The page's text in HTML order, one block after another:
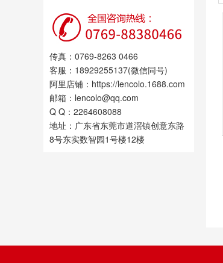
传真：0769-8263 0466
客服：18929255137(微信同号)
阿里店铺：https://lencolo.1688.com
邮箱：lencolo@qq.com
Q Q：2264608088
地址：广东省东莞市道滘镇创意东路
8号东实数智园1号楼12楼